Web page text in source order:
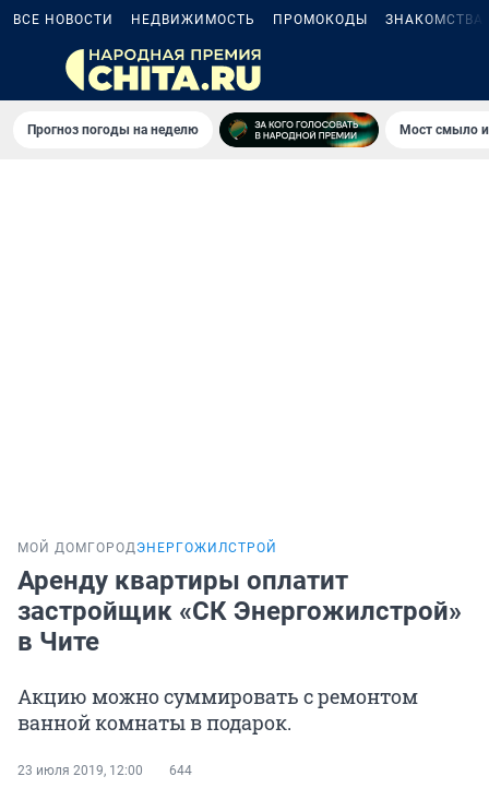
ВСЕ НОВОСТИ НЕДВИЖИМОСТЬ ПРОМОКОДЫ ЗНАКОМСТВА
Прогноз погоды на неделю Мост смыло
МОЙ ДОМ ГОРОДЭНЕРГОЖИЛСТРОЙ
Аренду квартиры оплатит
застройщик «СК Энергожилстрой»
в Чите
Акцию можно суммировать с ремонтом
ванной комнаты в подарок.
23 июля 2019, 12:00 644